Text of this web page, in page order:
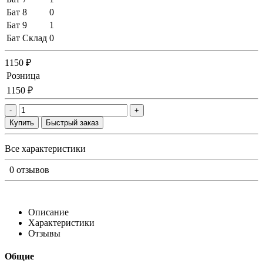
Бат 8
0
Бат 9
1
Бат Склад 0
1150 ₽
Розница
1150 ₽
-
+
Купить
Быстрый заказ
Все характеристики
0 отзывов
Описание
Характеристики
Отзывы
Общие